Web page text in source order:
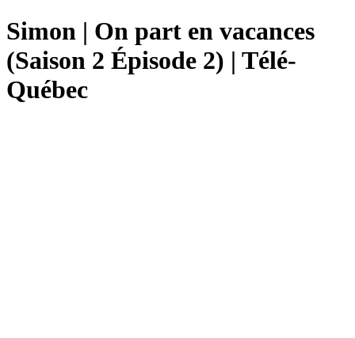
Simon | On part en vacances
(Saison 2 Épisode 2) | Télé-
Québec